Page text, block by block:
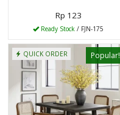
Rp 123
Ready Stock / FJN-175
Popular!
QUICK ORDER